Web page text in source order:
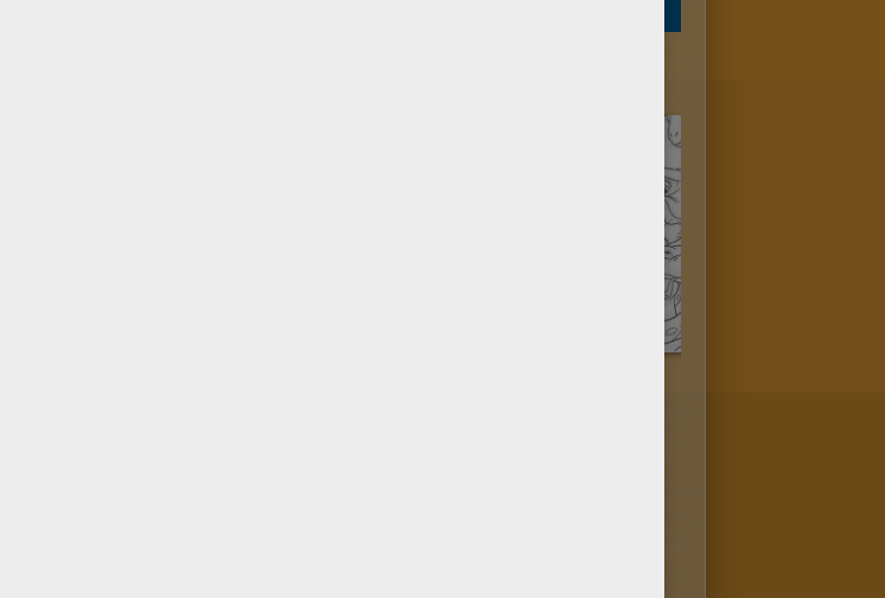
dibujo de La tierra tiembla? ¡Píntalo con lápices o
de tu habitación. Hay un dibujo para colorear en la categoría
colorear este coloreable gratis con la fábrica para pintar.